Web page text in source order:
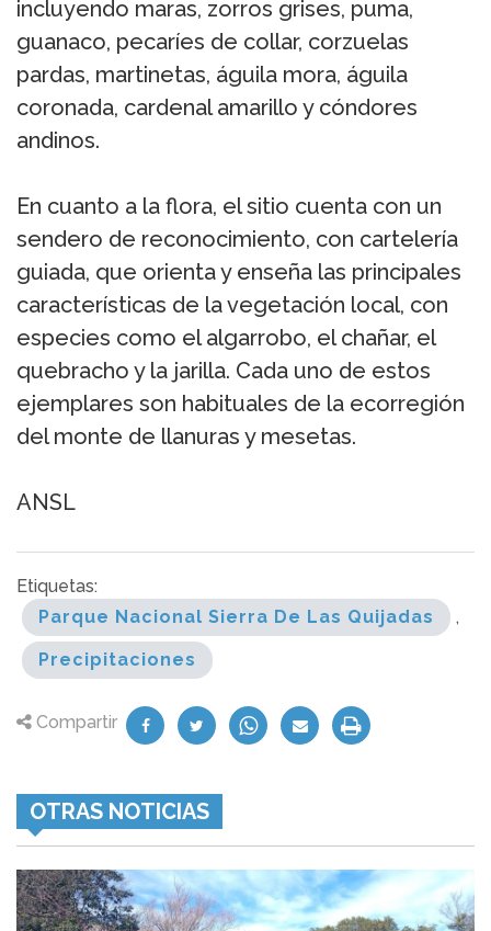
incluyendo maras, zorros grises, puma,
guanaco, pecaríes de collar, corzuelas
pardas, martinetas, águila mora, águila
coronada, cardenal amarillo y cóndores
andinos.
En cuanto a la flora, el sitio cuenta con un
sendero de reconocimiento, con cartelería
guiada, que orienta y enseña las principales
características de la vegetación local, con
especies como el algarrobo, el chañar, el
quebracho y la jarilla. Cada uno de estos
ejemplares son habituales de la ecorregión
del monte de llanuras y mesetas.
ANSL
Etiquetas:
Parque Nacional Sierra De Las Quijadas
,
Precipitaciones
Compartir
OTRAS NOTICIAS